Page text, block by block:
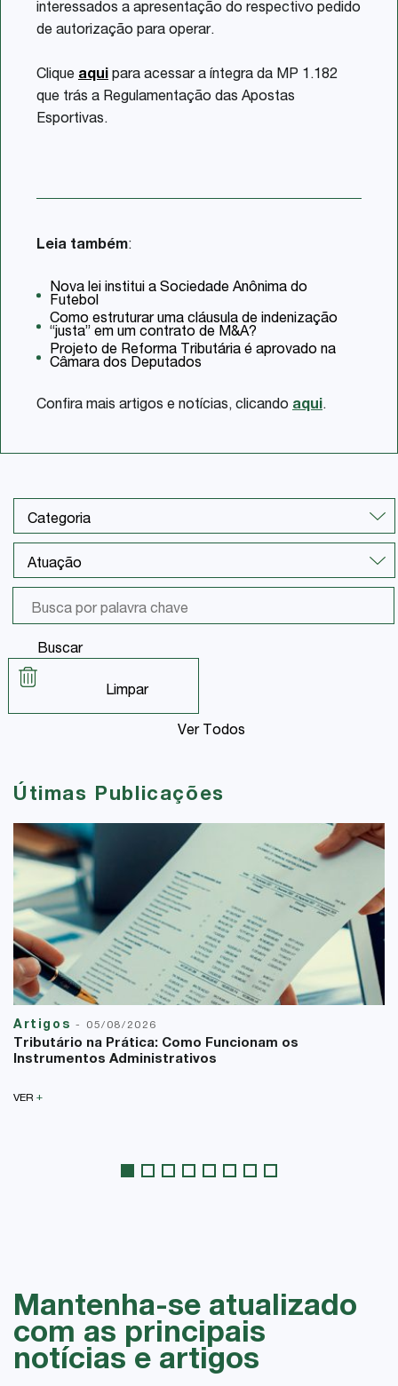
interessados a apresentação do respectivo pedido
de autorização para operar.
Clique aqui para acessar a íntegra da MP 1.182
que trás a Regulamentação das Apostas
Esportivas.
Leia também:
Nova lei institui a Sociedade Anônima do
Futebol
Como estruturar uma cláusula de indenização
“justa” em um contrato de M&A?
Projeto de Reforma Tributária é aprovado na
Câmara dos Deputados
Confira mais artigos e notícias, clicando aqui.
Buscar
Limpar
Ver Todos
Útimas Publicações
Artigos - 05/08/2026
Tributário na Prática: Como Funcionam os
Instrumentos Administrativos
VER +
Mantenha-se atualizado
com as principais
notícias e artigos